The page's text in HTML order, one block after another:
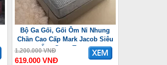
Bộ Ga Gối, Gối Ôm Nỉ Nhung
Chần Cao Cấp Mark Jacob Siêu
Ấm, Sang Trọng
1.200.000 VNĐ
619.000 VNĐ